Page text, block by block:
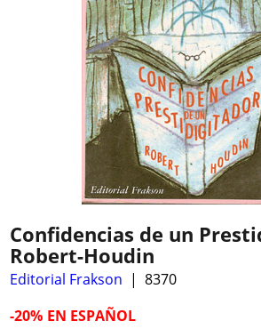
Confidencias de un
Robert-Houdin
Editorial Frakson
8370
-20% EN ESPAÑOL